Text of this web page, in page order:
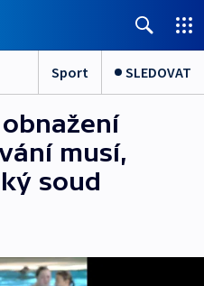
Sport SLEDOVAT
musí,
soud